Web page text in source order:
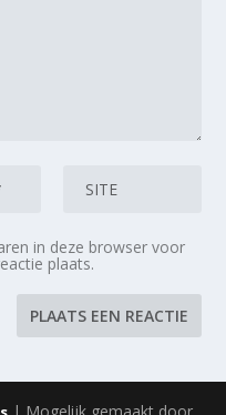
in deze browser voor
plaats.
| Mogelijk gemaakt door